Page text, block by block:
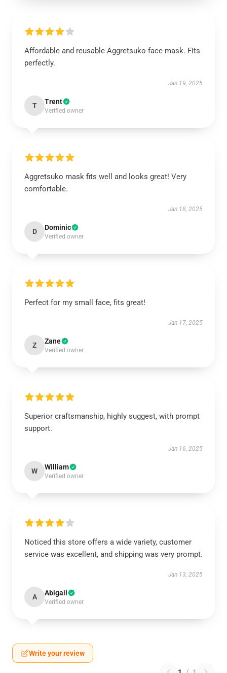
Affordable and reusable Aggretsuko face mask. Fits
perfectly.
Jan 19, 2025
T Trent
Verified owner
Aggretsuko mask fits well and looks great! Very
comfortable.
Jan 18, 2025
D Dominic
Verified owner
Perfect for my small face, fits great!
Jan 17, 2025
Z Zane
Verified owner
Superior craftsmanship, highly suggest, with prompt
support.
Jan 16, 2025
W William
Verified owner
Noticed this store offers a wide variety, customer
service was excellent, and shipping was very prompt.
Jan 13, 2025
A Abigail
Verified owner
Write your review